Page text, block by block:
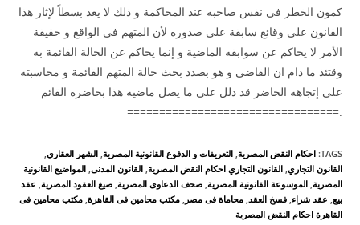
كمون الخطر فى نفس صاحبه عند المحاكمة و ذلك لا يعد بسطاً لإثار هذا
القانون على وقائع سابقة على صدوره لأن المتهم فى الواقع و حقيقة
الأمر لا يحاكم عن سوابقه الماضية و إنما يحاكم عن الحالة القائمة به
وقتئذ ما دام ان القاضى و هو بصدد بحث حالة المتهم القائمة و محاسبته
على إتجاهه الحاضر قد دلل على ما يصل ماضيه هذا بحاضره القائم
.=================================
TAGS
:احكام النقض المصرية, التعريفات و الدفوع القانونية المصرية, الشهر العقاري,
القانون التجاري, القانون التجاري احكام النقض المصرية, القانون المدنى, المواضيع القانونية
المصرية, الموسوعة القانونية المصرية, صحف الدعاوى المصرية, صيغ العقود المصرية, عقد
بيع, عقد شراء, فسخ العقد, محاماة فى مصر , مكتب محامين فى القاهرة, مكتب محامين فى
القاهرة احكام النقض المصرية